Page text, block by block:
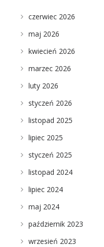
czerwiec 2026
maj 2026
kwiecień 2026
marzec 2026
luty 2026
styczeń 2026
listopad 2025
lipiec 2025
styczeń 2025
listopad 2024
lipiec 2024
maj 2024
październik 2023
wrzesień 2023